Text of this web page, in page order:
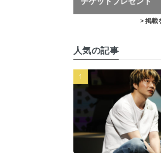
> 掲載
人気の記事